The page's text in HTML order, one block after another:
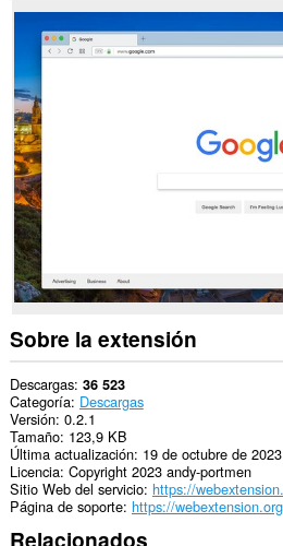
clear
recent
browsing
history,
cookies,
downloads,
passwords
and
related
data.
Sobre la extensión
Descargas 36 523
Categoría Descargas
Versión 0.2.1
Tamaño 123,9 KB
Última actualización 19 de octubre de 2023
Licencia Copyright 2023 andy-portmen
Sitio Web del servicio
Página de soporte
Relacionados